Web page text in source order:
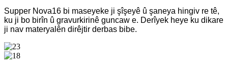
Supper Nova16 bi maseyeke ji şîşeyê û şaneya hingiv re tê,
ku ji bo birîn û gravurkirinê guncaw e. Derîyek heye ku dikare
ji nav materyalên dirêjtir derbas bibe.